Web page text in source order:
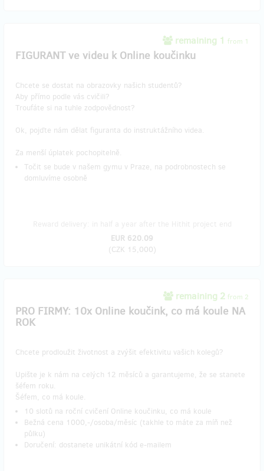
remaining 1 from 1
FIGURANT ve videu k Online koučinku
Chcete se dostat na obrazovky našich studentů?
Aby přímo podle vás cvičili?
Troufáte si na tuhle zodpovědnost?
Ok, pojďte nám dělat figuranta do instruktážního videa.
Za menší úplatek pochopitelně.
Točit se bude v našem gymu v Praze, na podrobnostech se
domluvíme osobně
EUR 620.09
(CZK 15,000)
remaining 2 from 2
PRO FIRMY: 10x Online koučink, co má koule NA
ROK
Chcete prodloužit životnost a zvýšit efektivitu vašich kolegů?
Upište je k nám na celých 12 měsíců a garantujeme, že se stanete
šéfem roku.
Šéfem, co má koule.
10 slotů na roční cvičení Online koučinku, co má koule
Bežná cena 1000,-/osoba/měsíc (takhle to máte za míň než
půlku)
Doručení: dostanete unikátní kód e-mailem